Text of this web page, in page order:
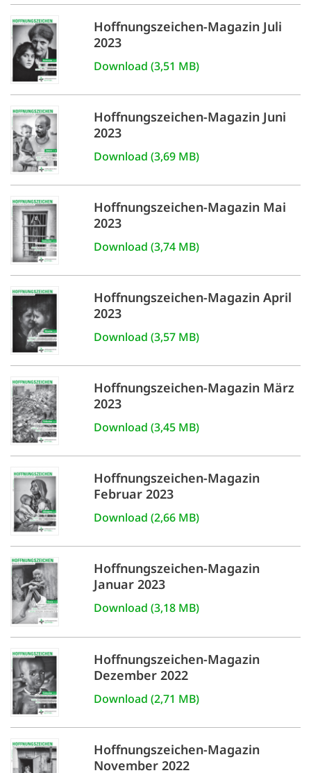
Hoffnungszeichen-Magazin Juli
2023
Download (3,51 MB)
Hoffnungszeichen-Magazin Juni
2023
Download (3,69 MB)
Hoffnungszeichen-Magazin Mai
2023
Download (3,74 MB)
Hoffnungszeichen-Magazin April
2023
Download (3,57 MB)
Hoffnungszeichen-Magazin März
2023
Download (3,45 MB)
Hoffnungszeichen-Magazin
Februar 2023
Download (2,66 MB)
Hoffnungszeichen-Magazin
Januar 2023
Download (3,18 MB)
Hoffnungszeichen-Magazin
Dezember 2022
Download (2,71 MB)
Hoffnungszeichen-Magazin
November 2022